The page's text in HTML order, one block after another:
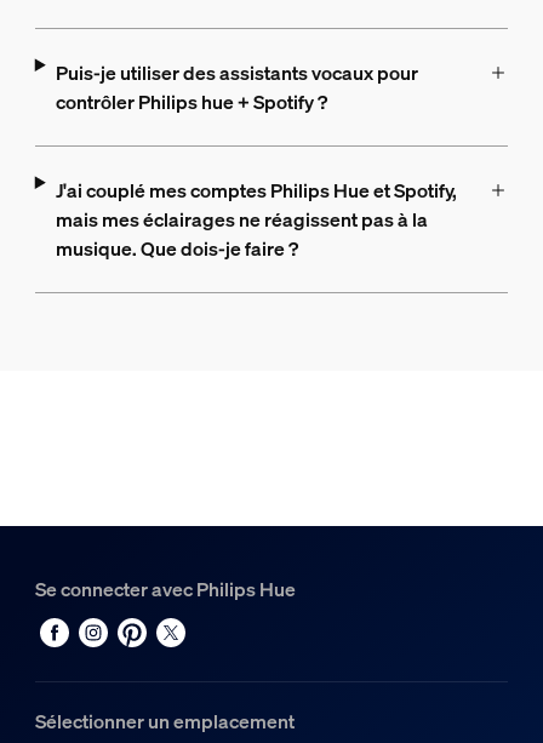
Puis-je utiliser des assistants vocaux pour
contrôler Philips hue + Spotify ?
J'ai couplé mes comptes Philips Hue et Spotify,
mais mes éclairages ne réagissent pas à la
musique. Que dois-je faire ?
Se connecter avec Philips Hue
Sélectionner un emplacement